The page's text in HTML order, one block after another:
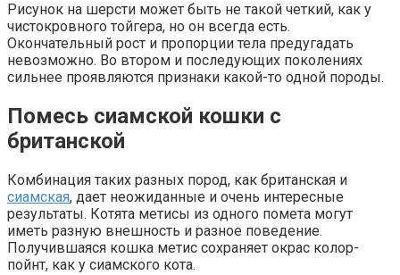
Рисунок на шерсти может быть не такой четкий, как у
чистокровного тойгера, но он всегда есть.
Окончательный рост и пропорции тела предугадать
невозможно. Во втором и последующих поколениях
сильнее проявляются признаки какой-то одной породы.
Помесь сиамской кошки с
британской
Комбинация таких разных пород, как британская и
сиамская, дает неожиданные и очень интересные
результаты. Котята метисы из одного помета могут
иметь разную внешность и разное поведение.
Получившаяся кошка метис сохраняет окрас колор-
пойнт, как у сиамского кота.